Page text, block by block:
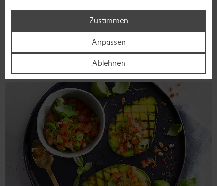
Das könnte dich auch
interessieren
Zustimmen
Anpassen
Ablehnen